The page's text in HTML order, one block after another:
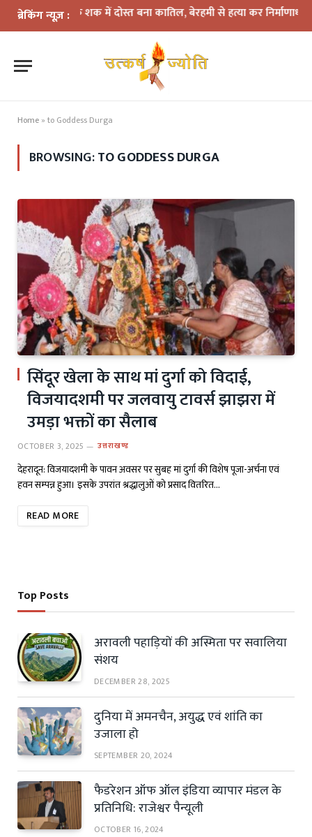
ब्रेकिंग न्यूज़ :
₹5 हजार के शक में दोस्त बना कातिल, बेरहमी से हत्या कर निर्माणाधीन
Home » to Goddess Durga
BROWSING:TO GODDESS DURGA
सिंदूर खेला के साथ मां दुर्गा को विदाई,
विजयादशमी पर जलवायु टावर्स झाझरा में
उमड़ा भक्तों का सैलाब
OCTOBER 3, 2025 उत्तराखण्ड
देहरादून: विजयादशमी के पावन अवसर पर सुबह मां दुर्गा की विशेष पूजा-अर्चना एवं
हवन सम्पन्न हुआ। इसके उपरांत श्रद्धालुओं को प्रसाद वितरित…
READ MORE
Top Posts
अरावली पहाड़ियों की अस्मिता पर सवालिया
संशय
DECEMBER 28, 2025
दुनिया में अमनचैन, अयुद्ध एवं शांति का
उजाला हो
SEPTEMBER 20, 2024
फैडरेशन ऑफ ऑल इंडिया व्यापार मंडल के
प्रतिनिधि: राजेश्वर पैन्यूली
OCTOBER 16, 2024